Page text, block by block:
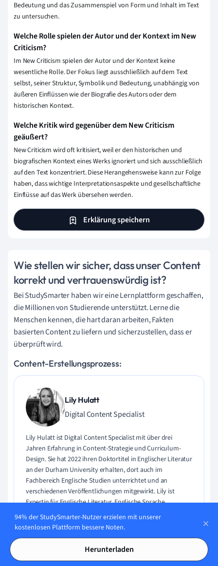
Bedeutung und das Zusammenspiel von Form und Inhalt im Text
zu untersuchen.
Welche Rolle spielen der Autor und der Kontext im New
Criticism?
Im New Criticism spielen der Autor und der Kontext keine
wesentliche Rolle. Der Fokus liegt ausschließlich auf dem Text
selbst, seiner Struktur, Symbolik und Bedeutung, unabhängig von
äußeren Einflüssen wie der Biografie des Autors oder dem
historischen Kontext.
Welche Kritik wird gegenüber dem New Criticism
geäußert?
New Criticism wird oft kritisiert, weil er den historischen und
biografischen Kontext eines Werks ignoriert und sich ausschließlich
auf den Text konzentriert. Diese Herangehensweise kann zur Folge
haben, dass wichtige Interpretationsaspekte und gesellschaftliche
Einflüsse auf das Werk übersehen werden.
Erklärung speichern
Wie stellen wir sicher, dass unser Content
korrekt und vertrauenswürdig ist?
Bei StudySmarter haben wir eine Lernplattform geschaffen,
die Millionen von Studierende unterstützt. Lerne die
Menschen kennen, die hart daran arbeiten, Fakten
basierten Content zu liefern und sicherzustellen, dass er
überprüft wird.
Content-Erstellungsprozess:
Lily Hulatt
Digital Content Specialist
Lily Hulatt ist Digital Content Specialist mit über drei
Jahren Erfahrung in Content-Strategie und Curriculum-
Design. Sie hat 2022 ihren Doktortitel in Englischer Literatur
an der Durham University erhalten, dort auch im
Fachbereich Englische Studien unterrichtet und an
verschiedenen Veröffentlichungen mitgewirkt. Lily ist
Expertin für Englische Literatur, Englische Sprache,
Geschichte und Philosophie.
Lerne Lily kennen
94% der StudySmarter-Nutzer erzielen mit unserer
kostenlosen Plattform bessere Noten.
Herunterladen